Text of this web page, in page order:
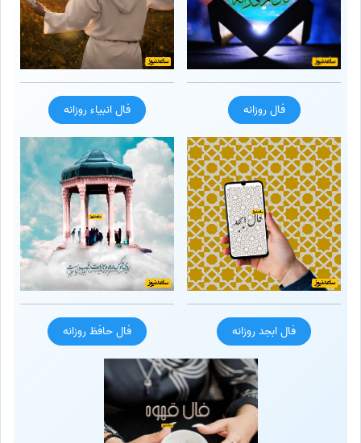
فال روزانه فال انبیاء روزانه
فال ابجد روزانه فال حافظ روزانه